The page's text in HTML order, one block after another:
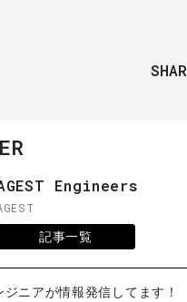
Engineers
記事一覧
ジニアが情報発信してます！